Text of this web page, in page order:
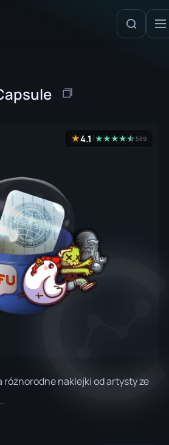
★4.1 ★★★★★
☆589
różnorodne naklejki od artysty ze